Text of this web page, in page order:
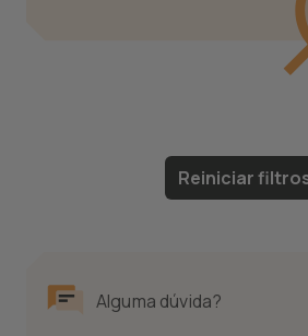
Alguma dúvida?
Reiniciar